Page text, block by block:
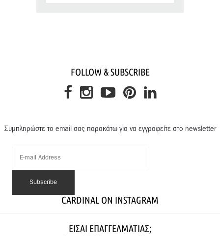
FOLLOW & SUBSCRIBE
Συμπληρώστε το email σας παρακάτω για να εγγραφείτε στο newsletter
CARDINAL ON INSTAGRAM
ΕΊΣΑΙ ΕΠΑΓΓΕΛΜΑΤΊΑΣ;